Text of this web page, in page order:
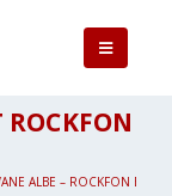
ALBE – ROCKFON BASIC